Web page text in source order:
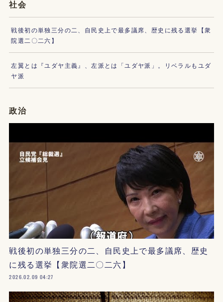
社会
戦後初の単独三分の二、自民史上で最多議席、歴史に残る選挙【衆
院選二〇二六】
左翼とは『ユダヤ主義』、左派とは「ユダヤ派」。リベラルもユダ
ヤ派
政治
戦後初の単独三分の二、自民史上で最多議席、歴史
に残る選挙【衆院選二〇二六】
2026.02.09 04:27